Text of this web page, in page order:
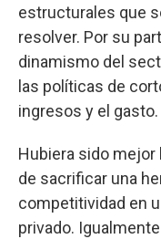
estructurales que
resolver. Por su
dinamismo del
las políticas de
ingresos y el gasto.
Hubiera sido
de sacrificar una
competitividad en
privado.